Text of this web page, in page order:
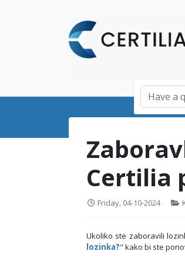
Certilia
Friday, 04-10-2024
Ukoliko ste zaboravili
lozinka?" kako bi ste